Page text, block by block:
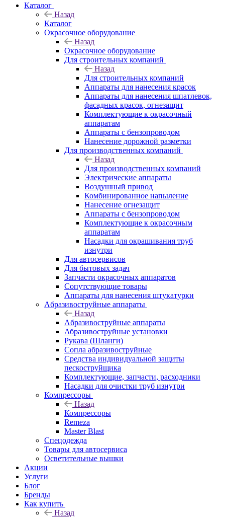
Каталог
Назад
Каталог
Окрасочное оборудование
Назад
Окрасочное оборудование
Для строительных компаний
Назад
Для строительных компаний
Аппараты для нанесения красок
Аппараты для нанесения шпатлевок,
фасадных красок, огнезащит
Комплектующие к окрасочный
аппаратам
Аппараты с бензопроводом
Нанесение дорожной разметки
Для производственных компаний
Назад
Для производственных компаний
Электрические аппараты
Воздушный привод
Комбинированное напыление
Нанесение огнезащит
Аппараты с бензопроводом
Комплектующие к окрасочным
аппаратам
Насадки для окрашивания труб
изнутри
Для автосервисов
Для бытовых задач
Запчасти окрасочных аппаратов
Сопутствующие товары
Аппараты для нанесения штукатурки
Aбразивоструйные аппараты
Назад
Aбразивоструйные аппараты
Абразивоструйные установки
Рукава (Шланги)
Сопла абразивоструйные
Средства индивидуальной защиты
пескоструйщика
Комплектующие, запчасти, расходники
Насадки для очистки труб изнутри
Компрессоры
Назад
Компрессоры
Remeza
Master Blast
Спецодежда
Товары для автосервиса
Осветительные вышки
Акции
Услуги
Блог
Бренды
Как купить
Назад